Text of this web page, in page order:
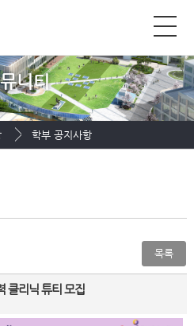
니티
학부 공지사항
목록
클리닉 튜티 모집